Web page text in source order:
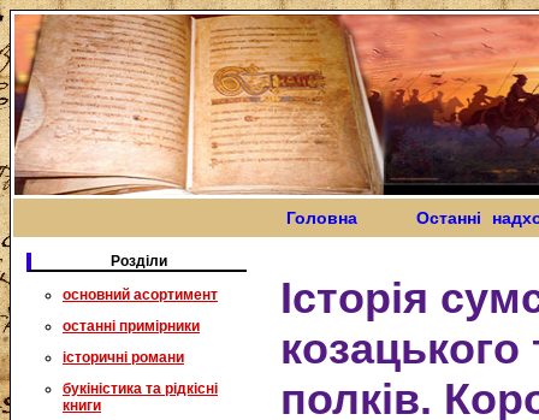
Головна Останні
Розділи
основний асортимент
останні примірники
історичні романи
букіністика та рідкісні
книги
Історія
козацького
полків.